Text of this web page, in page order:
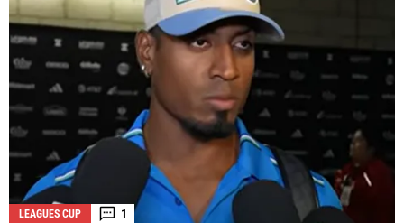
LEAGUES CUP 1